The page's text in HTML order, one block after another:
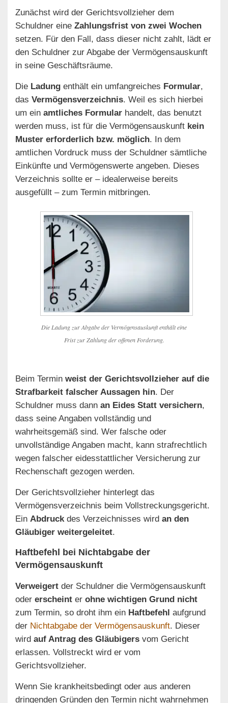
Zunächst wird der Gerichtsvollzieher dem
Schuldner eine Zahlungsfrist von zwei Wochen
setzen. Für den Fall, dass dieser nicht zahlt, lädt er
den Schuldner zur Abgabe der Vermögensauskunft
in seine Geschäftsräume.
Die Ladung enthält ein umfangreiches Formular,
das Vermögensverzeichnis. Weil es sich hierbei
um ein amtliches Formular handelt, das benutzt
werden muss, ist für die Vermögensauskunft kein
Muster erforderlich bzw. möglich. In dem
amtlichen Vordruck muss der Schuldner sämtliche
Einkünfte und Vermögenswerte angeben. Dieses
Verzeichnis sollte er – idealerweise bereits
ausgefüllt – zum Termin mitbringen.
Die Ladung zur Abgabe der Vermögensauskunft enthält eine
Frist zur Zahlung der offenen Forderung.
Beim Termin weist der Gerichtsvollzieher auf die
Strafbarkeit falscher Aussagen hin. Der
Schuldner muss dann an Eides Statt versichern,
dass seine Angaben vollständig und
wahrheitsgemäß sind. Wer falsche oder
unvollständige Angaben macht, kann strafrechtlich
wegen falscher eidesstattlicher Versicherung zur
Rechenschaft gezogen werden.
Der Gerichtsvollzieher hinterlegt das
Vermögensverzeichnis beim Vollstreckungsgericht.
Ein Abdruck des Verzeichnisses wird an den
Gläubiger weitergeleitet.
Haftbefehl bei Nichtabgabe der
Vermögensauskunft
Verweigert der Schuldner die Vermögensauskunft
oder erscheint er ohne wichtigen Grund nicht
zum Termin, so droht ihm ein Haftbefehl aufgrund
der Nichtabgabe der Vermögensauskunft. Dieser
wird auf Antrag des Gläubigers vom Gericht
erlassen. Vollstreckt wird er vom
Gerichtsvollzieher.
Wenn Sie krankheitsbedingt oder aus anderen
dringenden Gründen den Termin nicht wahrnehmen